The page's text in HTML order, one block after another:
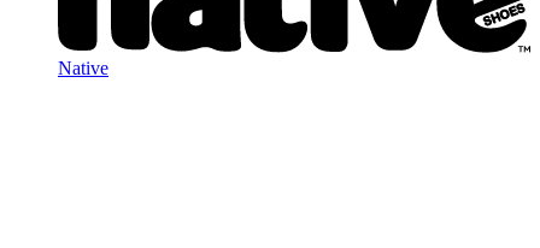
Native